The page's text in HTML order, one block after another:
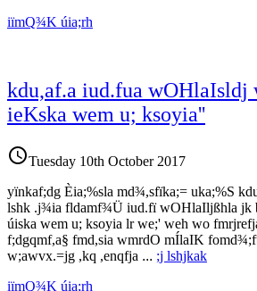
iïmQ¾K úia;rh
kdu,af.a iud.fua wOHla‍Isldj
ieKska wem u; ksoyia''
access_timeTuesday 10th October 2017
yïnkaf;dg Èia;‍%sla md¾,sfïka;= uka;%S
lshk .j¾ia fldamf¾Ü iud.fï wOHlaIljßhla jk
úiska wem u; ksoyia lr we;' weh wo
f;dgqmf,a§ fmd,sia wmrdO mÍla‍IK
w;awvx.=jg ,kq ,enqfja ... ;j lshjkak
iïmQ¾K úia;rh